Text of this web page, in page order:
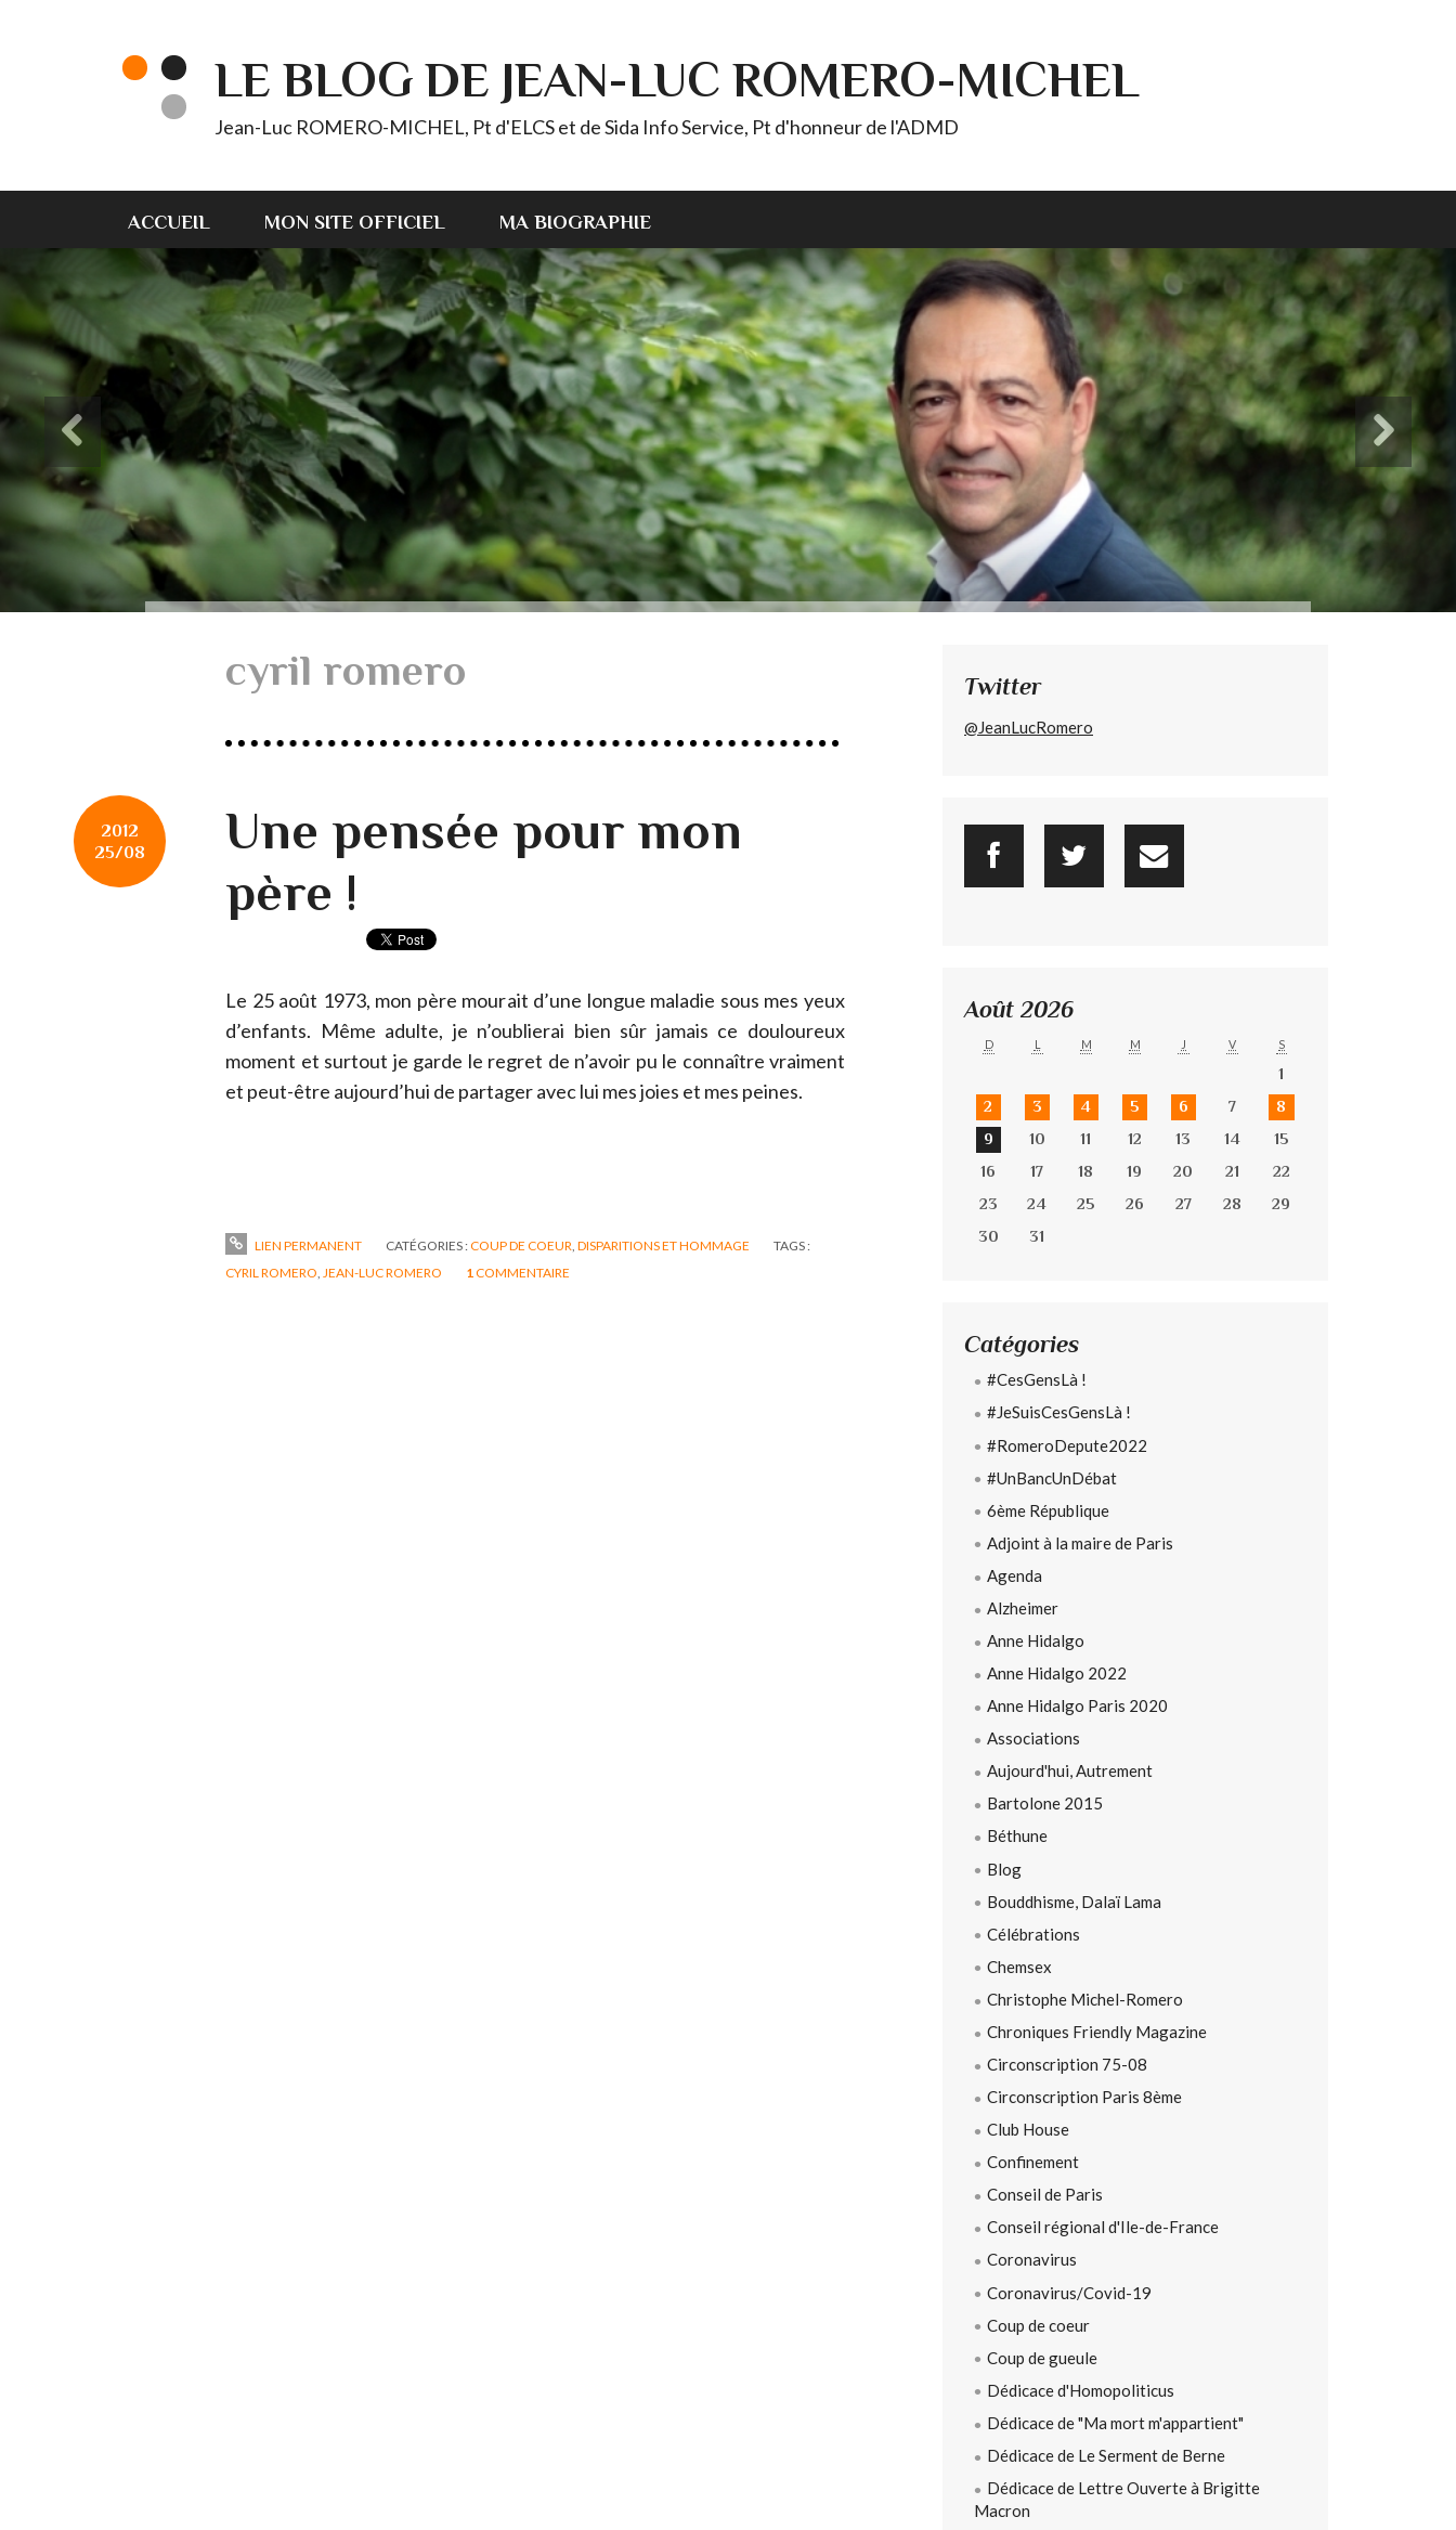
LE BLOG DE JEAN-LUC ROMERO-MICHEL
Jean-Luc ROMERO-MICHEL, Pt d'ELCS et de Sida Info Service, Pt d'honneur de l'ADMD
ACCUEIL MON SITE OFFICIEL MA BIOGRAPHIE
cyril romero
2012
25/08
Une pensée pour mon
père !
Le 25 août 1973, mon père mourait d’une longue maladie sous mes yeux
d’enfants. Même adulte, je n’oublierai bien sûr jamais ce douloureux
moment et surtout je garde le regret de n’avoir pu le connaître vraiment
et peut-être aujourd’hui de partager avec lui mes joies et mes peines.
LIEN PERMANENT CATÉGORIES :COUP DE COEUR DISPARITIONS ET HOMMAGE
TAGS :
CYRIL ROMERO JEAN-LUC ROMERO 1 COMMENTAIRE
Twitter
@JeanLucRomero
Août 2026
D L M M J V S
1
2
3 4 5 6 7
8
9
10 11 12 13 14
15
16
17 18 19 20 21
22
23
24 25 26 27 28
29
30
31
Catégories
#CesGensLà !
#JeSuisCesGensLà !
#RomeroDepute2022
#UnBancUnDébat
6ème République
Adjoint à la maire de Paris
Agenda
Alzheimer
Anne Hidalgo
Anne Hidalgo 2022
Anne Hidalgo Paris 2020
Associations
Aujourd'hui, Autrement
Bartolone 2015
Béthune
Blog
Bouddhisme, Dalaï Lama
Célébrations
Chemsex
Christophe Michel-Romero
Chroniques Friendly Magazine
Circonscription 75-08
Circonscription Paris 8ème
Club House
Confinement
Conseil de Paris
Conseil régional d'Ile-de-France
Coronavirus
Coronavirus/Covid-19
Coup de coeur
Coup de gueule
Dédicace d'Homopoliticus
Dédicace de "Ma mort m'appartient"
Dédicace de Le Serment de Berne
Dédicace de Lettre Ouverte à Brigitte
Macron